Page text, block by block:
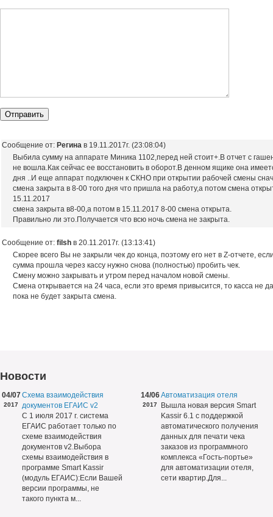
Сообщение от: Регина в 19.11.2017г. (23:08:04)
Выбила сумму на аппарате Миника 1102,перед ней стоит+.В отчет с
не вошла.Как сейчас ее восстановить в оборот.В денном ящике она
дня ..И еще аппарат подключен к СКНО при открытии рабочей смены
смена закрыта в 8-00 того дня что пришла на работу,а потом смена
15.11.2017
смена закрыта в8-00,а потом в 15.11.2017 8-00 смена открыта.
Правильно ли это.Получается что всю ночь смена не закрыта.
Сообщение от: filsh в 20.11.2017г. (13:13:41)
Скорее всего Вы не закрыли чек до конца, поэтому его нет в Z-отчете,
сумма прошла через кассу нужно снова (полностью) пробить чек.
Смену можно закрывать и утром перед началом новой смены.
Смена открывается на 24 часа, если это время привысится, то касса не
пока не будет закрыта смена.
Новости
04/07
2017
Схема взаимодействия
документов ЕГАИС v2
С 1 июля 2017 г. система
ЕГАИС работает только по
схеме взаимодействия
документов v2.Выбора
схемы взаимодействия в
программе Smart Kassir
(модуль ЕГАИС):Если Вашей
версии программы, не
такого пункта м...
14/06
2017
Автоматизация отеля
Вышла новая версия Smart
Kassir 6.1 с поддержкой
автоматического получения
данных для печати чека
заказов из программного
комплекса «Гость-портье»
для автоматизации отеля,
сети квартир.Для...